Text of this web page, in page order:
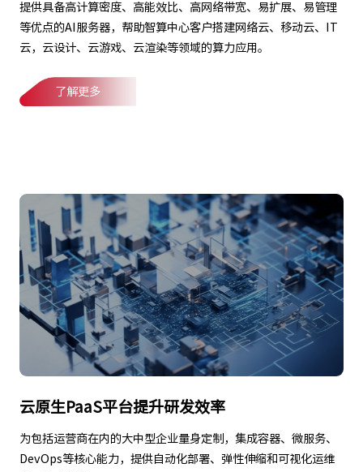
提供具备高计算密度、高能效比、高网络带宽、易扩展、易管理
等优点的AI服务器，帮助智算中心客户搭建网络云、移动云、IT
云，云设计、云游戏、云渲染等领域的算力应用。
了解更多
云原生PaaS平台提升研发效率
为包括运营商在内的大中型企业量身定制，集成容器、微服务、
DevOps等核心能力，提供自动化部署、弹性伸缩和可视化运维